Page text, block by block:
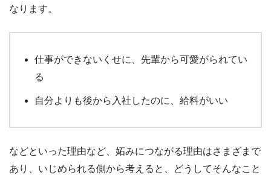
なります。
仕事ができないくせに、先輩から可愛がられてい
る
自分よりも後から入社したのに、給料がいい
などといった理由など、妬みにつながる理由はさまざまで
あり、いじめられる側から考えると、どうしてそんなこと